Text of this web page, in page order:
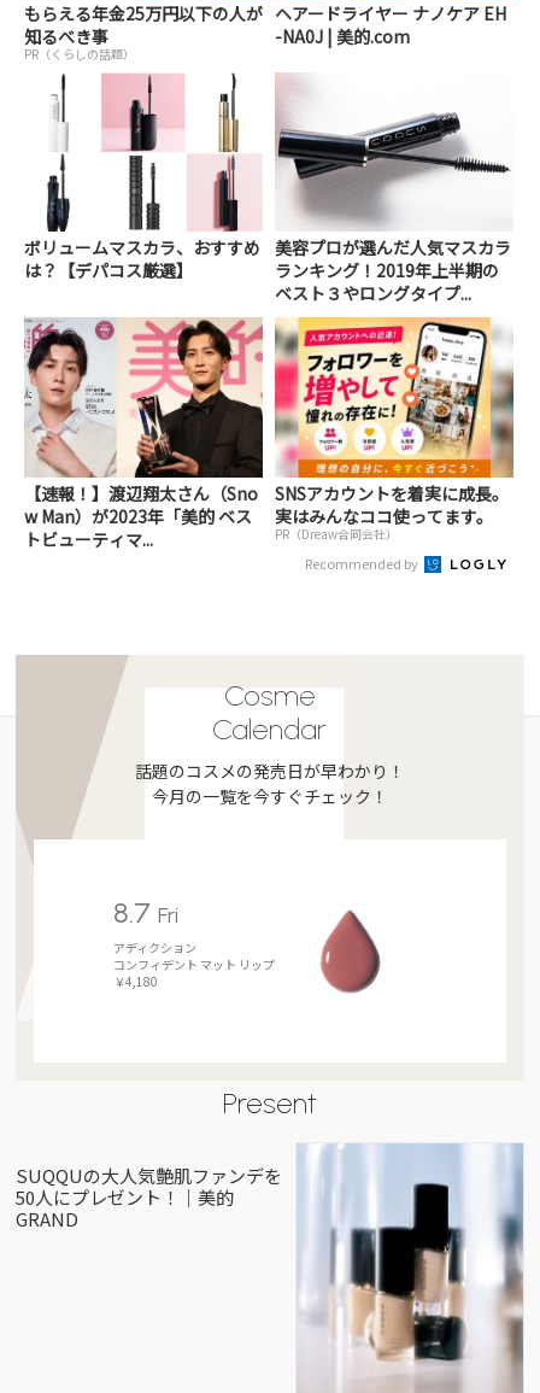
もらえる年金25万円以下の人が
知るべき事
PR（くらしの話題）
ヘアードライヤー ナノケア EH
-NA0J | 美的.com
ボリュームマスカラ、おすすめ
は？【デパコス厳選】
美容プロが選んだ人気マスカラ
ランキング！2019年上半期の
ベスト３やロングタイプ...
【速報！】渡辺翔太さん（Sno
w Man）が2023年「美的 ベス
トビューティマ...
SNSアカウントを着実に成長。
実はみんなココ使ってます。
PR（Dreaw合同会社）
Recommended by
Cosme
Calendar
話題のコスメの発売日が早わかり！
今月の一覧を今すぐチェック！
8.7Fri
アディクション
コンフィデント マット リップ
￥4,180
Present
SUQQUの大人気艶肌ファンデを
50人にプレゼント！｜美的
GRAND